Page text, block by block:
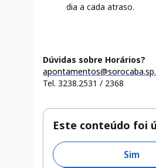
dia a cada atraso.
Dúvidas sobre Horários?
Tel. 3238.2531 / 2368
Este conteúdo foi
Sim